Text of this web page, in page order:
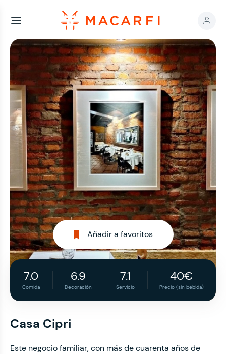
Añadir a favoritos
7.0
Comida
6.9
Decoración
7.1
Servicio
40€
Precio (sin bebida)
Casa Cipri
Este negocio familiar, con más de cuarenta años de